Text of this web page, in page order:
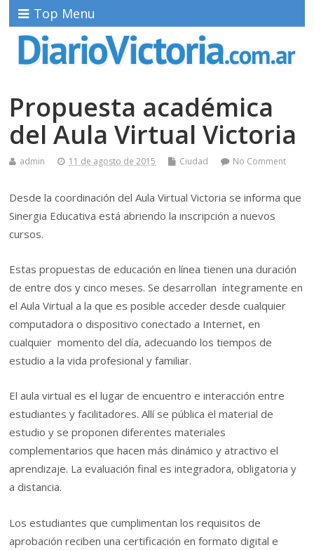
Top Menu
Propuesta académica
del Aula Virtual Victoria
admin 11 de agosto de 2015 Ciudad No Comment
Desde la coordinación del Aula Virtual Victoria se informa que
Sinergia Educativa está abriendo la inscripción a nuevos
cursos.
Estas propuestas de educación en línea tienen una duración
de entre dos y cinco meses. Se desarrollan íntegramente en
el Aula Virtual a la que es posible acceder desde cualquier
computadora o dispositivo conectado a Internet, en
cualquier momento del día, adecuando los tiempos de
estudio a la vida profesional y familiar.
El aula virtual es el lugar de encuentro e interacción entre
estudiantes y facilitadores. Allí se pública el material de
estudio y se proponen diferentes materiales
complementarios que hacen más dinámico y atractivo el
aprendizaje. La evaluación final es integradora, obligatoria y
a distancia.
Los estudiantes que cumplimentan los requisitos de
aprobación reciben una certificación en formato digital e